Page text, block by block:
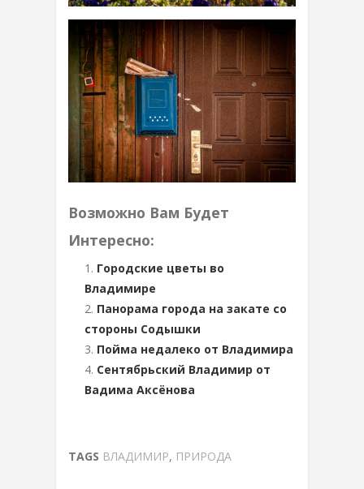
Возможно Вам Будет
Интересно:
Городские цветы во
Владимире
Панорама города на закате со
стороны Содышки
Пойма недалеко от Владимира
Сентябрьский Владимир от
Вадима Аксёнова
TAGS ВЛАДИМИР, ПРИРОДА